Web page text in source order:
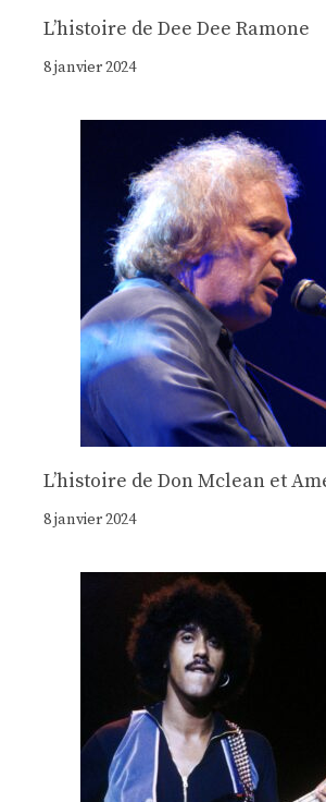
Lʼhistoire de Dee Dee Ramone
8 janvier 2024
Lʼhistoire de Don Mclean et
8 janvier 2024